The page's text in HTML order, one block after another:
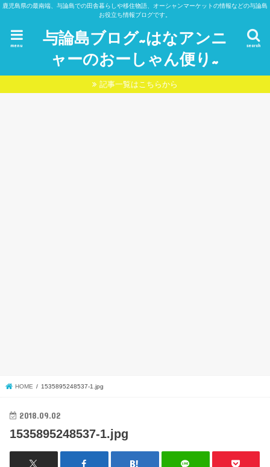
鹿児島県の最南端、与論島での田舎暮らしや移住物語、オーシャンマーケットの情報などの与論島
お役立ち情報ブログです。
与論島ブログ~はなアンニ
ャーのおーしゃん便り~
search
menu
記事一覧はこちらから
HOME 1535895248537-1.jpg
2018.09.02
1535895248537-1.jpg